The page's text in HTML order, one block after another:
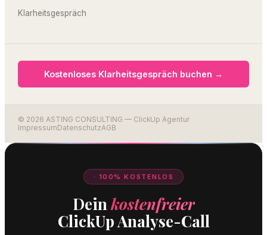
Klarheitsgespräch
Kostenloses Klarheitsgespräch buchen →
© 2026 ASTING CONSULTING — ClickUp Agentur
Impressum DatenschutzAGB
· 100% KOSTENLOS
Deinkostenfreier
ClickUp Analyse-Call